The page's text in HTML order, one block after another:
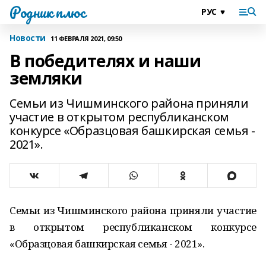
Родник плюс
Новости 11 ФЕВРАЛЯ 2021, 09:50
В победителях и наши
земляки
Семьи из Чишминского района приняли
участие в открытом республиканском
конкурсе «Образцовая башкирская семья -
2021».
Семьи из Чишминского района приняли участие
в открытом республиканском конкурсе
«Образцовая башкирская семья - 2021».